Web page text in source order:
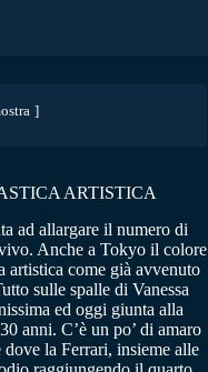
ARTISTICA
ad allargare il numero di
Anche a Tokyo il colore
artistica come già avvenuto
sulle spalle di Vanessa
ed oggi giunta alla
anni. C’è un po’ di amaro
la Ferrari, insieme alle